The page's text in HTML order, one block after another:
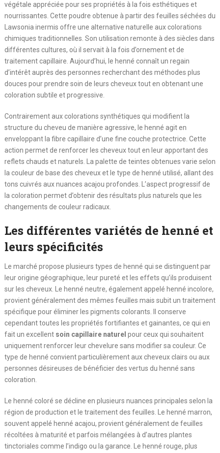
végétale appréciée pour ses propriétés à la fois esthétiques et
nourrissantes. Cette poudre obtenue à partir des feuilles séchées du
Lawsonia inermis offre une alternative naturelle aux colorations
chimiques traditionnelles. Son utilisation remonte à des siècles dans
différentes cultures, où il servait à la fois d’ornement et de
traitement capillaire. Aujourd’hui, le henné connaît un regain
d’intérêt auprès des personnes recherchant des méthodes plus
douces pour prendre soin de leurs cheveux tout en obtenant une
coloration subtile et progressive.
Contrairement aux colorations synthétiques qui modifient la
structure du cheveu de manière agressive, le henné agit en
enveloppant la fibre capillaire d’une fine couche protectrice. Cette
action permet de renforcer les cheveux tout en leur apportant des
reflets chauds et naturels. La palette de teintes obtenues varie selon
la couleur de base des cheveux et le type de henné utilisé, allant des
tons cuivrés aux nuances acajou profondes. L’aspect progressif de
la coloration permet d’obtenir des résultats plus naturels que les
changements de couleur radicaux.
Les différentes variétés de henné et
leurs spécificités
Le marché propose plusieurs types de henné qui se distinguent par
leur origine géographique, leur pureté et les effets qu’ils produisent
sur les cheveux. Le henné neutre, également appelé henné incolore,
provient généralement des mêmes feuilles mais subit un traitement
spécifique pour éliminer les pigments colorants. Il conserve
cependant toutes les propriétés fortifiantes et gainantes, ce qui en
fait un excellent soin capillaire naturel pour ceux qui souhaitent
uniquement renforcer leur chevelure sans modifier sa couleur. Ce
type de henné convient particulièrement aux cheveux clairs ou aux
personnes désireuses de bénéficier des vertus du henné sans
coloration.
Le henné coloré se décline en plusieurs nuances principales selon la
région de production et le traitement des feuilles. Le henné marron,
souvent appelé henné acajou, provient généralement de feuilles
récoltées à maturité et parfois mélangées à d’autres plantes
tinctoriales comme l’indigo ou la garance. Le henné rouge, plus